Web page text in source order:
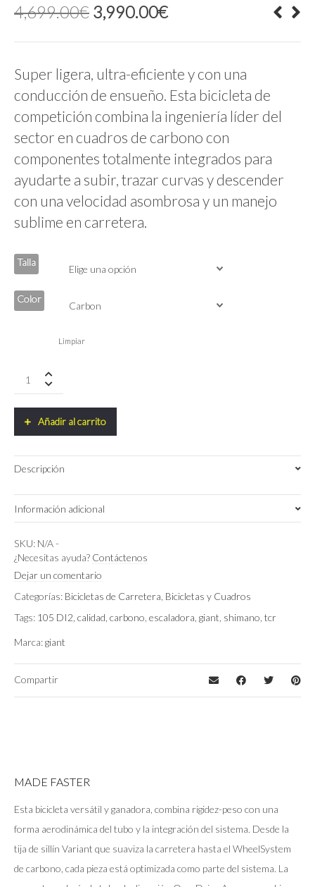
4,699.00€ El
precio
original
4,699.00€.
3,990.00€El
actual
3,990.00€.
Super ligera, ultra-eficiente y con una
conducción de ensueño. Esta bicicleta de
competición combina la ingeniería líder del
sector en cuadros de carbono con
componentes totalmente integrados para
ayudarte a subir, trazar curvas y descender
con una velocidad asombrosa y un manejo
sublime en carretera.
Talla
Color
Limpiar
TCR
105
DI2
quantity
Añadir al carrito
Descripción
Información adicional
Talla
Color
SKU: N/A-
¿Necesitas ayuda? Contáctenos
Dejar un comentario
Categorías: Bicicletas de Carretera, Bicicletas y Cuadros
Tags: 105 DI2, calidad, carbono, escaladora, giant, shimano, tcr
Marca:giant
Compartir
MADE FASTER
Esta bicicleta versátil y ganadora, combina rigidez-peso con una
forma aerodinámica del tubo y la integración del sistema. Desde la
tija de sillín Variant que suaviza la carretera hasta el WheelSystem
de carbono, cada pieza está optimizada como parte del sistema. La